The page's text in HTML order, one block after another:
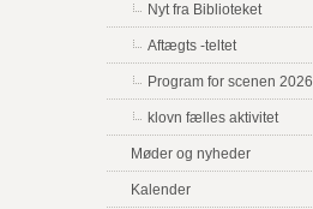
Nyt fra Biblioteket
Aftægts -teltet
Program for scenen 2026
klovn fælles aktivitet
Møder og nyheder
Kalender